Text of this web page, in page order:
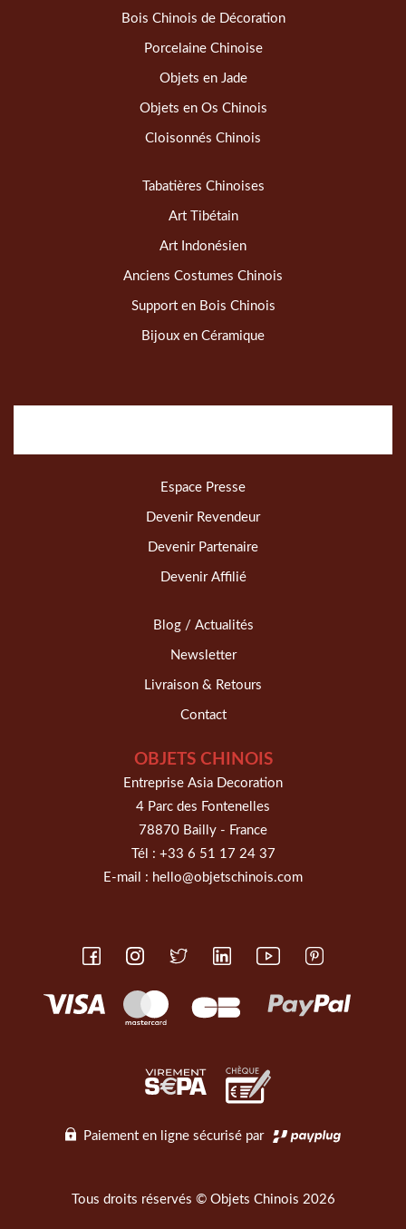
Bois Chinois de Décoration
Porcelaine Chinoise
Objets en Jade
Objets en Os Chinois
Cloisonnés Chinois
Tabatières Chinoises
Art Tibétain
Art Indonésien
Anciens Costumes Chinois
Support en Bois Chinois
Bijoux en Céramique
Espace Presse
Devenir Revendeur
Devenir Partenaire
Devenir Affilié
Blog / Actualités
Newsletter
Livraison & Retours
Contact
OBJETS CHINOIS
Entreprise Asia Decoration
4 Parc des Fontenelles
78870 Bailly - France
Tél : +33 6 51 17 24 37
E-mail : hello@objetschinois.com
Paiement en ligne sécurisé par
Tous droits réservés © Objets Chinois 2026